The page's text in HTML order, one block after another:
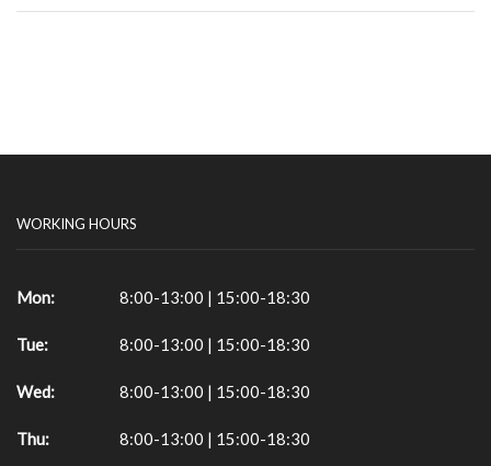
WORKING HOURS
Mon: 8:00-13:00 | 15:00-18:30
Tue: 8:00-13:00 | 15:00-18:30
Wed: 8:00-13:00 | 15:00-18:30
Thu: 8:00-13:00 | 15:00-18:30